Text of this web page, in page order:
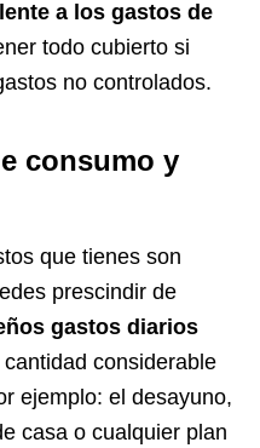
a los gastos de
todo cubierto si
no controlados.
consumo y
que tienes son
prescindir de
gastos diarios
considerable
ejemplo: el desayuno,
casa o cualquier plan